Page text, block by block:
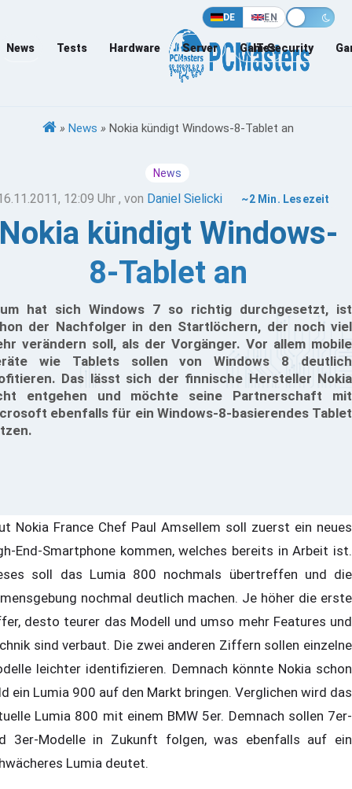
DE EN
News Tests Hardware Server Games
IT-Security
» News » Nokia kündigt Windows-8-Tablet an
News
12:09 Uhr , von Daniel Sielicki ~2 Min. Lesezeit
kündigt Windows-
8-Tablet an
hat sich Windows 7 so richtig durchgesetzt, ist
der Nachfolger in den Startlöchern, der noch viel
verändern soll, als der Vorgänger. Vor allem mobile
wie Tablets sollen von Windows 8 deutlich
Das lässt sich der finnische Hersteller Nokia
entgehen und möchte seine Partnerschaft mit
ebenfalls für ein Windows-8-basierendes Tablet
Nokia France Chef Paul Amsellem soll zuerst ein neues
End-Smartphone kommen, welches bereits in Arbeit ist.
soll das Lumia 800 nochmals übertreffen und die
nochmal deutlich machen. Je höher die erste
desto teurer das Modell und umso mehr Features und
sind verbaut. Die zwei anderen Ziffern sollen einzelne
leichter identifizieren. Demnach könnte Nokia schon
ein Lumia 900 auf den Markt bringen. Verglichen wird das
Lumia 800 mit einem BMW 5er. Demnach sollen 7er-
3er-Modelle in Zukunft folgen, was ebenfalls auf ein
Lumia deutet.